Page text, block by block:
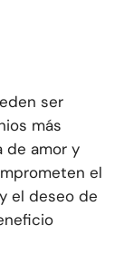
ser
más
de amor y
el
el deseo de